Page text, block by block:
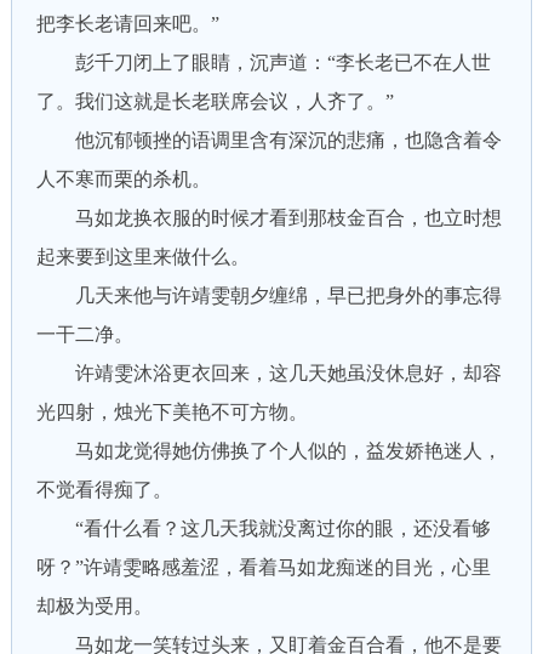
把李长老请回来吧。”
彭千刀闭上了眼睛，沉声道：“李长老已不在人世
了。我们这就是长老联席会议，人齐了。”
他沉郁顿挫的语调里含有深沉的悲痛，也隐含着令
人不寒而栗的杀机。
马如龙换衣服的时候才看到那枝金百合，也立时想
起来要到这里来做什么。
几天来他与许靖雯朝夕缠绵，早已把身外的事忘得
一干二净。
许靖雯沐浴更衣回来，这几天她虽没休息好，却容
光四射，烛光下美艳不可方物。
马如龙觉得她仿佛换了个人似的，益发娇艳迷人，
不觉看得痴了。
“看什么看？这几天我就没离过你的眼，还没看够
呀？”许靖雯略感羞涩，看着马如龙痴迷的目光，心里
却极为受用。
马如龙一笑转过头来，又盯着金百合看，他不是要